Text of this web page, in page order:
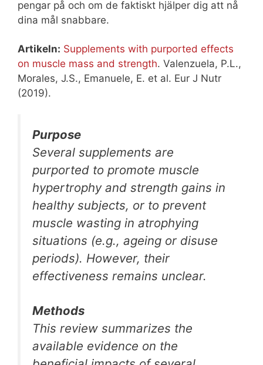
pengar på och om de faktiskt hjälper dig att nå
dina mål snabbare.
Artikeln: Supplements with purported effects
on muscle mass and strength. Valenzuela, P.L.,
Morales, J.S., Emanuele, E. et al. Eur J Nutr
(2019).
Purpose
Several supplements are
purported to promote muscle
hypertrophy and strength gains in
healthy subjects, or to prevent
muscle wasting in atrophying
situations (e.g., ageing or disuse
periods). However, their
effectiveness remains unclear.
Methods
This review summarizes the
available evidence on the